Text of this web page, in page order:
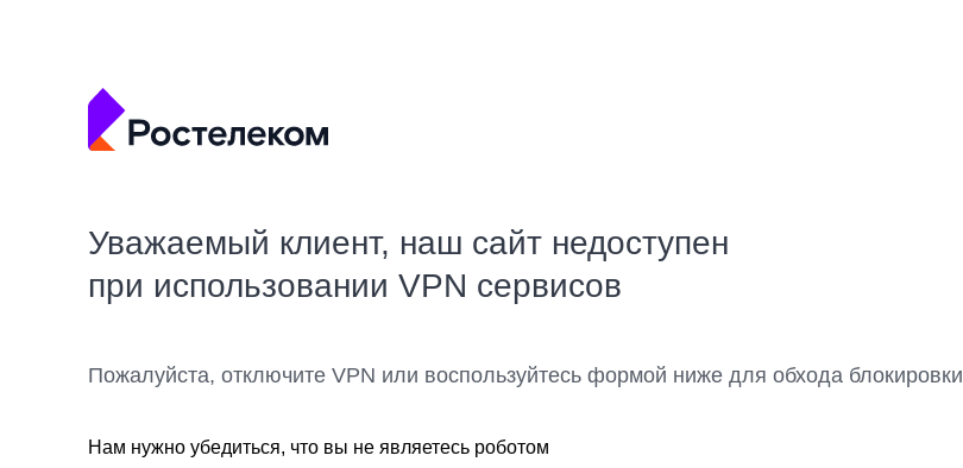
Уважаемый клиент, наш сайт недоступен
при использовании VPN сервисов
Пожалуйста, отключите VPN или воспользуйтесь формой ниже для обхода блокировки
Нам нужно убедиться, что вы не являетесь роботом